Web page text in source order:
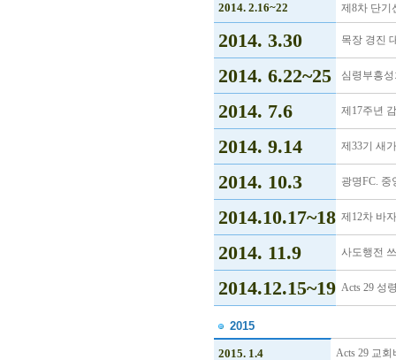
2014. 2.16~22 제8차 단기
2014. 3.30 목장 경진
2014. 6.22~25 심령부흥
2014. 7.6 제17주년
2014. 9.14 제33기 새
2014. 10.3 광명FC. 중
2014.10.17~18 제12차 바
2014. 11.9 사도행전
2014.12.15~19 Acts 29 성
2015
2015. 1.4 Acts 29 교